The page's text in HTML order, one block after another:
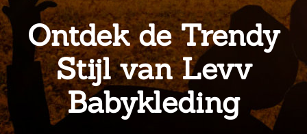
Ontdek de Trendy
Stijl van Levv
Babykleding